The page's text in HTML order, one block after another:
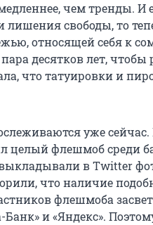
чем тренды. И
свободы, то
относящей себя к
десятков лет, чтобы
что татуировки и
уже
целый флешмоб среди
в Twitter
что наличие
флешмоба
и «Яндекс».